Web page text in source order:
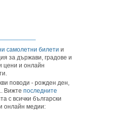
самолетни билети и
за държави, градове и
цени и онлайн
поводи - рожден ден,
Вижте последните
с всички български
онлайн медии: